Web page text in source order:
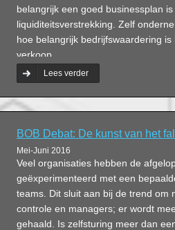
belangrijk een goed businessplan
liquiditeitsverstrekking. Zelf
hoe belangrijk bedrijfswaardering
verkoop.
Lees verder
BOB Debat: De kunst van het
Mei-Juni 2016
Veel organisaties hebben de
geëxperimenteerd met een
teams. Dit sluit aan bij de trend om
controle en managers; er wordt
gehaald. Is zelfsturing meer dan